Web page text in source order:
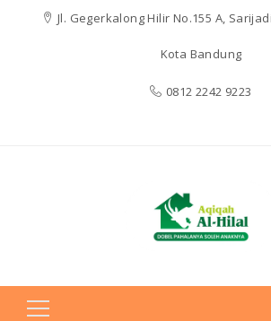
Jl. Gegerkalong Hilir No.155 A,
Kota Bandung
0812 2242 9223